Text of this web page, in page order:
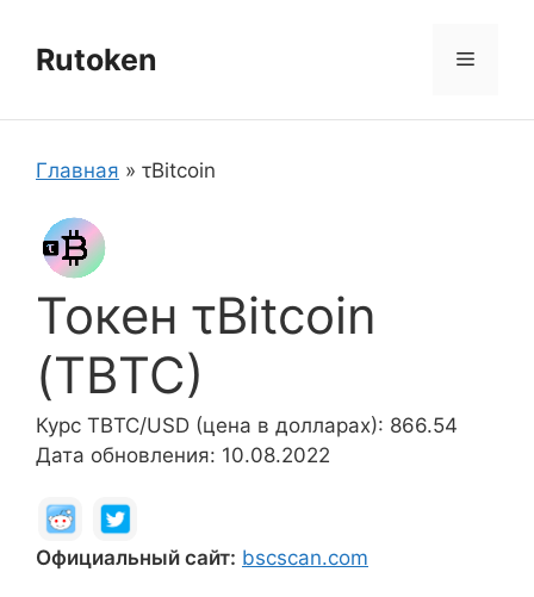
содержимому
Rutoken Меню
Главная » τBitcoin
Токен τBitcoin
(ΤBTC)
Курс ΤBTC/USD (цена в долларах): 866.54
Дата обновления: 10.08.2022
Официальный сайт: bscscan.com